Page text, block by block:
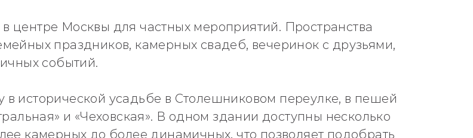
центре Москвы для частных мероприятий. Пространства
праздников, камерных свадеб, вечеринок с друзьями,
событий.
исторической усадьбе в Столешниковом переулке, в пешей
и «Чеховская». В одном здании доступны несколько
камерных до более динамичных, что позволяет подобрать